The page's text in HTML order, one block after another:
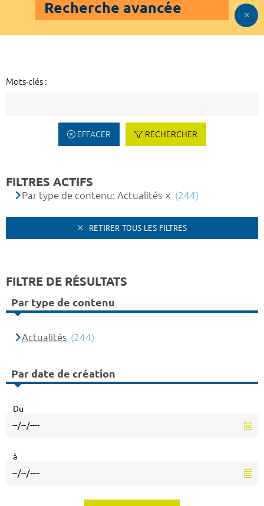
Recherche avancée
Mots-clés :
EFFACER RECHERCHER
FILTRES ACTIFS
Par type de contenu: Actualités (244)
RETIRER TOUS LES FILTRES
FILTRE DE RÉSULTATS
Par type de contenu
Actualités (244)
Par date de création
Du
à